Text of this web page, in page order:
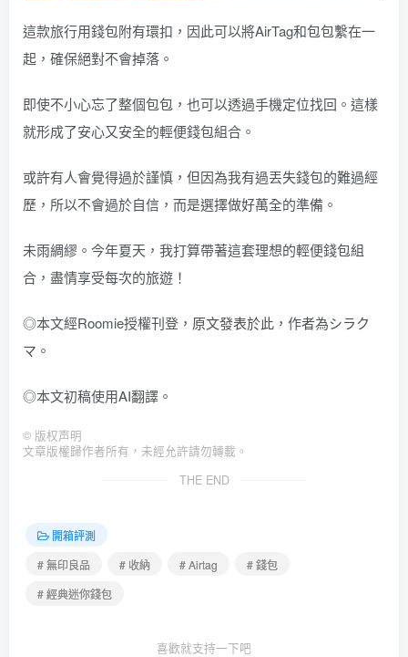
這款旅行用錢包附有環扣，因此可以將AirTag和包包繫在一
起，確保絕對不會掉落。
即使不小心忘了整個包包，也可以透過手機定位找回。這樣
就形成了安心又安全的輕便錢包組合。
或許有人會覺得過於謹慎，但因為我有過丟失錢包的難過經
歷，所以不會過於自信，而是選擇做好萬全的準備。
未雨綢繆。今年夏天，我打算帶著這套理想的輕便錢包組
合，盡情享受每次的旅遊！
◎本文經Roomie授權刊登， 原文發表於此 ，作者為シラク
マ 。
◎本文初稿使用AI翻譯。
© 版权声明
文章版權歸作者所有，未經允許請勿轉載。
THE END
開箱評測
# 無印良品
# 收納 # Airtag
# 錢包
# 經典迷你錢包
喜歡就支持一下吧